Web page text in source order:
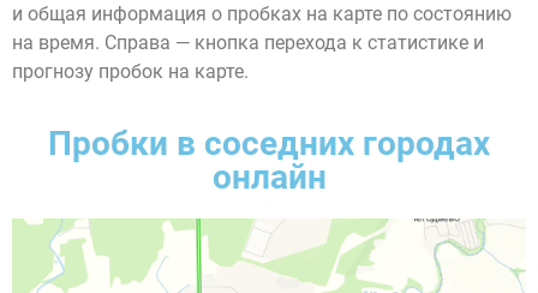
и общая информация о пробках на карте по состоянию
на время. Справа — кнопка перехода к статистике и
прогнозу пробок на карте.
Пробки в соседних городах
онлайн